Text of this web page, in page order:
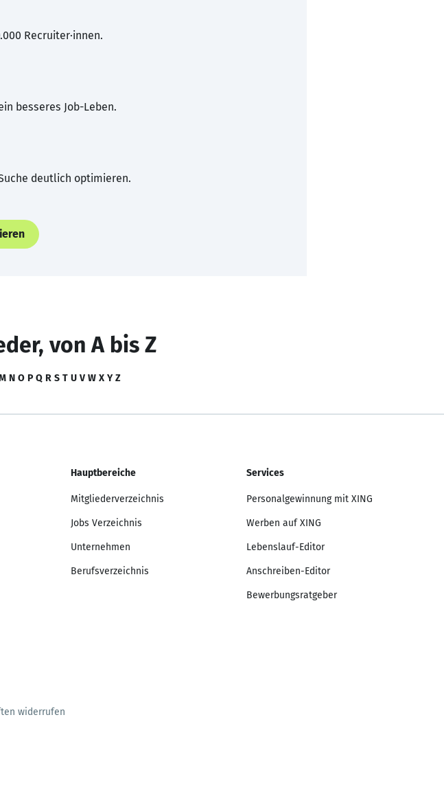
Recruiter·innen.
besseres Job-Leben.
deutlich optimieren.
von A bis Z
N O P Q R S T U V W X Y Z
Hauptbereiche
Mitgliederverzeichnis
Jobs Verzeichnis
Unternehmen
Berufsverzeichnis
Services
Personalgewinnung mit XING
Werben auf XING
Lebenslauf-Editor
Anschreiben-Editor
Bewerbungsratgeber
widerrufen